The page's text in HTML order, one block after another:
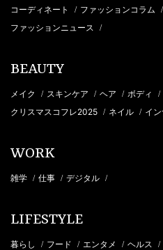
コーディネート / ファッションコラム /
ファッションニュース /
BEAUTY
メイク / スキンケア / ヘア / ボディ /
クリスマスコフレ2025 / ネイル / イ
WORK
雑学 / 仕事 / デジタル /
LIFESTYLE
暮らし / フード / エンタメ / ヘルス /